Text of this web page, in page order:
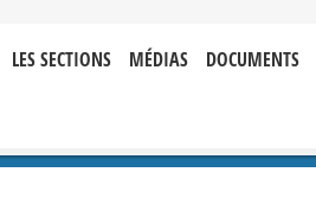
LES SECTIONS MÉDIAS DOCUMENTS